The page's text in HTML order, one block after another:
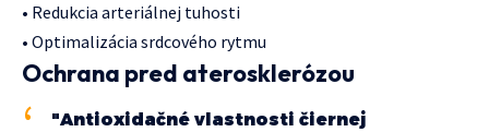
• Redukcia arteriálnej tuhosti
• Optimalizácia srdcového rytmu
Ochrana pred aterosklerózou
"Antioxidačné vlastnosti čiernej